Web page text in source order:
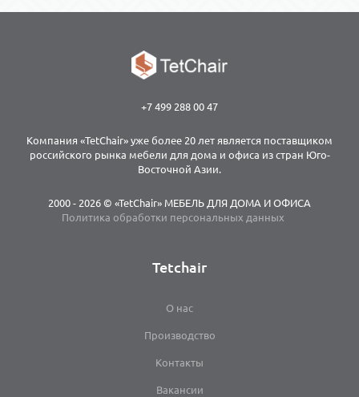
+7 499 288 00 47
Компания «TetChair» уже более 20 лет является поставщиком
российского рынка мебели для дома и офиса из стран Юго-
Восточной Азии.
2000 - 2026 © «TetChair» МЕБЕЛЬ ДЛЯ ДОМА И ОФИСА
Политика обработки персональных данных
Tetchair
О нас
Производство
Контакты
Вакансии